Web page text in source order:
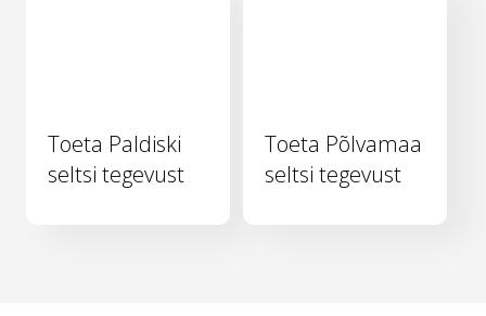
Toeta Paldiski
seltsi tegevust
Toeta Põlvamaa
seltsi tegevust